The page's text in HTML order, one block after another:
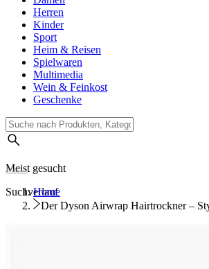
Herren
Kinder
Sport
Heim & Reisen
Spielwaren
Multimedia
Wein & Feinkost
Geschenke
Meist gesucht
Suchverlauf
Home
Der Dyson Airwrap Hairtrockner –